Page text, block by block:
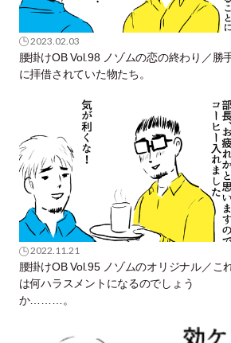
2023.02.03
腰掛けOB Vol.98 ノゾムの恋の終わり／勝
に拝借されていた物たち。
2022.11.21
腰掛けOB Vol.95 ノゾムのオリジナル／こ
は何ハラスメントになるのでしょう
か………。